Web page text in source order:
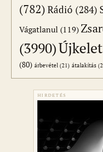
(782) Rádió (284)
Vágatlanul (119)
(3990)Újkelet
(80) árbevétel (21) átalakítás
HIRDETÉS